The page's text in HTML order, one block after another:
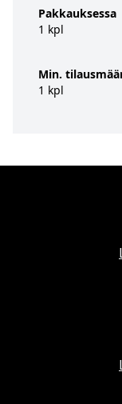
Pakkauksessa
1 kpl
Min.
1 kpl